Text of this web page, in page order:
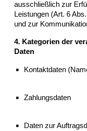
ausschließlich zur
Leistungen (Art. 6
und zur
4. Kategorien der
Daten
Kontaktdaten
Zahlungsdaten
Daten zur